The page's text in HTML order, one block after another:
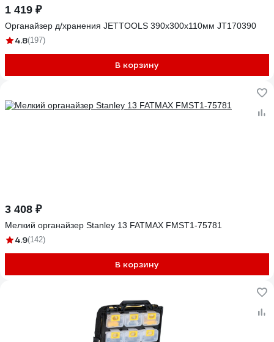
1 419 ₽
Органайзер д/хранения JETTOOLS 390x300x110мм JT170390
4.8(197)
В корзину
3 408 ₽
Мелкий органайзер Stanley 13 FATMAX FMST1-75781
4.9(142)
В корзину